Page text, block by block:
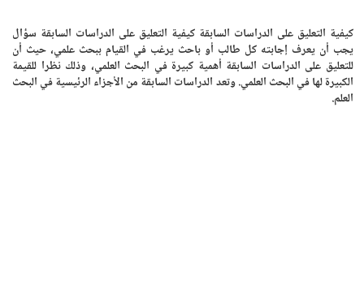
كيفية التعليق على الدراسات السابقة كيفية التعليق على الدراسات السابقة سؤال
يجب أن يعرف إجابته كل طالب أو باحث يرغب في القيام ببحث علمي، حيث أن
للتعليق على الدراسات السابقة أهمية كبيرة في البحث العلمي، وذلك نظرا للقيمة
الكبيرة لها في البحث العلمي. وتعد الدراسات السابقة من الأجزاء الرئيسية في البحث
العلم.